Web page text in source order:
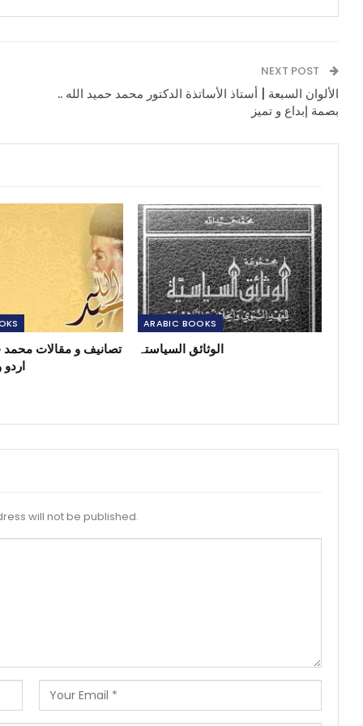
NEXT POST
الألوان السبعة | أستاذ الأساتذة الدكتور محمد حميد الله ..
بصمة إبداع و تميز
تصانیف و مقالات محمد
اردو
ARABIC BOOKS
الوثائق السیاستہ
will not be published.